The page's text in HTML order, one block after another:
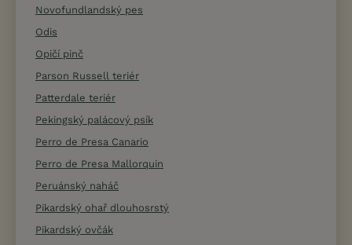
Novofundlandský pes
Odis
Opičí pinč
Parson Russell teriér
Patterdale teriér
Pekingský palácový psík
Perro de Presa Canario
Perro de Presa Mallorquin
Peruánský naháč
Pikardský ohař dlouhosrstý
Pikardský ovčák